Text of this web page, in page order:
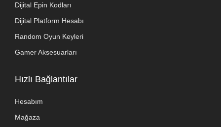
Dijital Epin Kodları
Dijital Platform Hesabı
Random Oyun Keyleri
Gamer Aksesuarları
Hızlı Bağlantılar
Hesabım
Mağaza